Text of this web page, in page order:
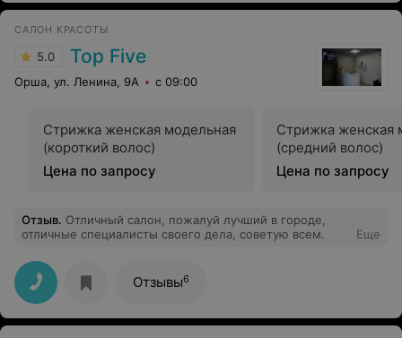
САЛОН КРАСОТЫ
5.0 Top Five
Орша, ул. Ленина, 9А с 09:00
Стрижка женская модельная
(короткий волос)
Цена по запросу
Стрижка женская
(средний волос)
Цена по запросу
Отзыв. Отличный салон, пожалуй лучший в городе,
отличные специалисты своего дела, советую всем.
Еще
Отзывы6